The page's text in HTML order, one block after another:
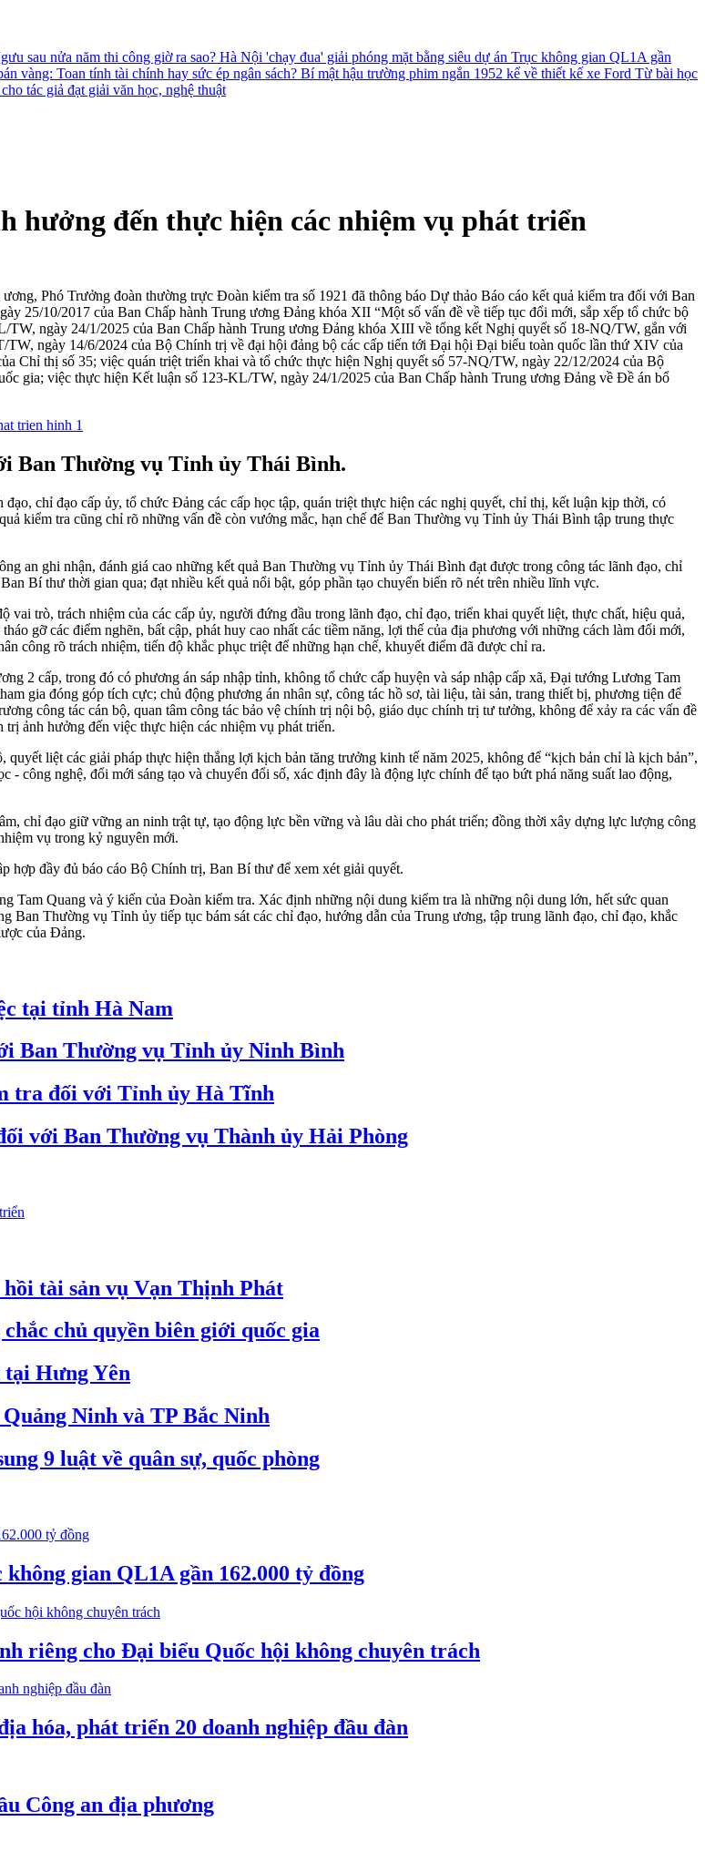
sau nửa năm thi công giờ ra sao? Hà Nội 'chạy đua' giải phóng mặt bằng siêu dự án Trục không gian QL1A gần
vàng: Toan tính tài chính hay sức ép ngân sách? Bí mật hậu trường phim ngắn 1952 kể về thiết kế xe Ford Từ bài học
tác giả đạt giải văn học, nghệ thuật
hưởng đến thực hiện các nhiệm vụ phát triển
Phó Trưởng đoàn thường trực Đoàn kiểm tra số 1921 đã thông báo Dự thảo Báo cáo kết quả kiểm tra đối với Ban
25/10/2017 của Ban Chấp hành Trung ương Đảng khóa XII “Một số vấn đề về tiếp tục đổi mới, sắp xếp tổ chức bộ
ngày 24/1/2025 của Ban Chấp hành Trung ương Đảng khóa XIII về tổng kết Nghị quyết số 18-NQ/TW, gắn với
ngày 14/6/2024 của Bộ Chính trị về đại hội đảng bộ các cấp tiến tới Đại hội Đại biểu toàn quốc lần thứ XIV của
Chỉ thị số 35; việc quán triệt triển khai và tổ chức thực hiện Nghị quyết số 57-NQ/TW, ngày 22/12/2024 của Bộ
gia; việc thực hiện Kết luận số 123-KL/TW, ngày 24/1/2025 của Ban Chấp hành Trung ương Đảng về Đề án bổ
Ban Thường vụ Tỉnh ủy Thái Bình.
chỉ đạo cấp ủy, tổ chức Đảng các cấp học tập, quán triệt thực hiện các nghị quyết, chỉ thị, kết luận kịp thời, có
kiểm tra cũng chỉ rõ những vấn đề còn vướng mắc, hạn chế để Ban Thường vụ Tỉnh ủy Thái Bình tập trung thực
ghi nhận, đánh giá cao những kết quả Ban Thường vụ Tỉnh ủy Thái Bình đạt được trong công tác lãnh đạo, chỉ
Bí thư thời gian qua; đạt nhiều kết quả nổi bật, góp phần tạo chuyển biến rõ nét trên nhiều lĩnh vực.
trò, trách nhiệm của các cấp ủy, người đứng đầu trong lãnh đạo, chỉ đạo, triển khai quyết liệt, thực chất, hiệu quả,
gỡ các điểm nghẽn, bất cập, phát huy cao nhất các tiềm năng, lợi thế của địa phương với những cách làm đổi mới,
công rõ trách nhiệm, tiến độ khắc phục triệt để những hạn chế, khuyết điểm đã được chỉ ra.
2 cấp, trong đó có phương án sáp nhập tỉnh, không tổ chức cấp huyện và sáp nhập cấp xã, Đại tướng Lương Tam
gia đóng góp tích cực; chủ động phương án nhân sự, công tác hồ sơ, tài liệu, tài sản, trang thiết bị, phương tiện để
công tác cán bộ, quan tâm công tác bảo vệ chính trị nội bộ, giáo dục chính trị tư tưởng, không để xảy ra các vấn đề
ảnh hưởng đến việc thực hiện các nhiệm vụ phát triển.
liệt các giải pháp thực hiện thắng lợi kịch bản tăng trưởng kinh tế năm 2025, không để “kịch bản chỉ là kịch bản”,
nghệ, đổi mới sáng tạo và chuyển đổi số, xác định đây là động lực chính để tạo bứt phá năng suất lao động,
chỉ đạo giữ vững an ninh trật tự, tạo động lực bền vững và lâu dài cho phát triển; đồng thời xây dựng lực lượng công
vụ trong kỷ nguyên mới.
hợp đầy đủ báo cáo Bộ Chính trị, Ban Bí thư để xem xét giải quyết.
Quang và ý kiến của Đoàn kiểm tra. Xác định những nội dung kiểm tra là những nội dung lớn, hết sức quan
Thường vụ Tỉnh ủy tiếp tục bám sát các chỉ đạo, hướng dẫn của Trung ương, tập trung lãnh đạo, chỉ đạo, khắc
của Đảng.
tại tỉnh Hà Nam
Ban Thường vụ Tỉnh ủy Ninh Bình
tra đối với Tỉnh ủy Hà Tĩnh
với Ban Thường vụ Thành ủy Hải Phòng
tài sản vụ Vạn Thịnh Phát
chủ quyền biên giới quốc gia
tại Hưng Yên
Ninh và TP Bắc Ninh
9 luật về quân sự, quốc phòng
gian QL1A gần 162.000 tỷ đồng
riêng cho Đại biểu Quốc hội không chuyên trách
hóa, phát triển 20 doanh nghiệp đầu đàn
Công an địa phương